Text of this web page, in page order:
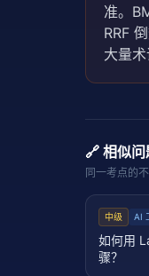
准。
RRF
大量
🔗 相似问
同一考点的
中级 AI
如何用
骤？